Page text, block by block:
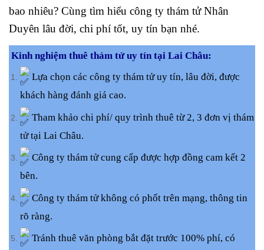
bao nhiêu? Cùng tìm hiểu công ty thám tử Nhân
Duyên lâu đời, chi phí tốt, uy tín bạn nhé.
Kinh nghiệm thuê thám tử uy tín tại Lai Châu:
Lựa chọn các công ty thám tử uy tín, lâu đời, được
khách hàng đánh giá cao.
Tham khảo chi phí/ quy trình thuê từ 2, 3 đơn vị thám
tử tại Lai Châu.
Công ty thám tử cung cấp được hợp đồng cam kết 2
bên.
Công ty thám tử không có phốt trên mạng, thông tin
rõ ràng.
Tránh thuê văn phòng bắt đặt trước 100% phí, có